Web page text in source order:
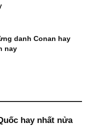
danh Conan hay
nay
hay nhất nửa